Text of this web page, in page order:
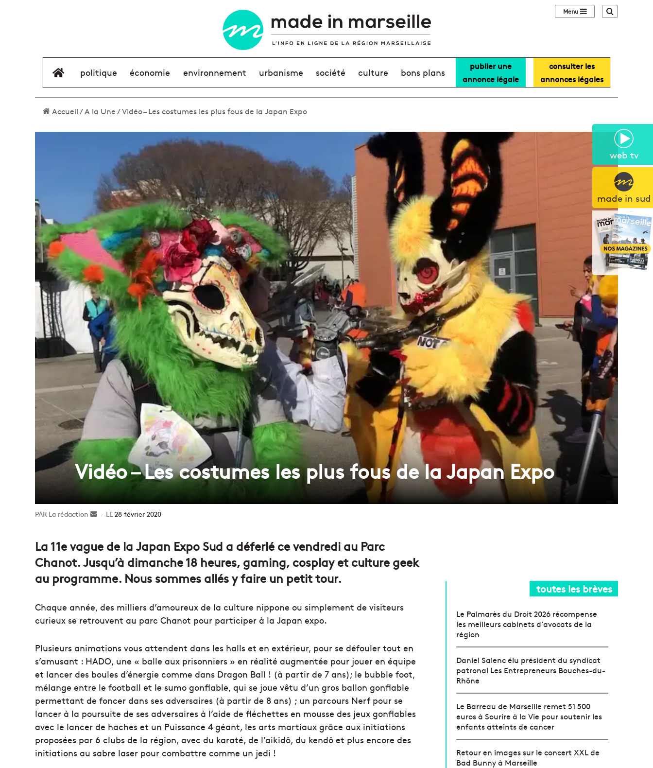
web tv
made in sud
Sidebar (barre
élément de menu
politique économie environnement urbanisme société culture bons plans
publier une
annonce légale
consulter les
annonces légales
Accueil/A la Une/Vidéo – Les costumes les plus fous de la Japan Expo
Vidéo – Les costumes les plus fous de la Japan Expo
La rédaction
Envoyer28 février 2020
La 11e vague de la Japan Expo Sud a déferlé ce vendredi au Parc
Chanot. Jusqu’à dimanche 18 heures, gaming, cosplay et culture geek
au programme. Nous sommes allés y faire un petit tour.
Chaque année, des milliers d’amoureux de la culture nippone ou simplement de visiteurs
curieux se retrouvent au parc Chanot pour participer à la Japan expo.
Plusieurs animations vous attendent dans les halls et en extérieur, pour se défouler tout en
s’amusant : HADO, une « balle aux prisonniers » en réalité augmentée pour jouer en équipe
et lancer des boules d’énergie comme dans Dragon Ball ! (à partir de 7 ans); le bubble foot,
mélange entre le football et le sumo gonflable, qui se joue vêtu d’un gros ballon gonflable
permettant de foncer dans ses adversaires (à partir de 8 ans) ; un parcours Nerf pour se
lancer à la poursuite de ses adversaires à l’aide de fléchettes en mousse des jeux gonflables
avec le lancer de haches et un Puissance 4 géant, les arts martiaux grâce aux initiations
proposées par 6 clubs de la région, avec du karaté, de l’aikidô, du kendô et plus encore des
initiations au sabre laser pour combattre comme un jedi !
toutes les brèves
Le Palmarès du Droit 2026 récompense
les meilleurs cabinets d’avocats de la
région
Daniel Salenc élu président du syndicat
patronal Les Entrepreneurs Bouches-du-
Rhône
Le Barreau de Marseille remet 51 500
euros à Sourire à la Vie pour soutenir les
enfants atteints de cancer
Retour en images sur le concert XXL de
Bad Bunny à Marseille